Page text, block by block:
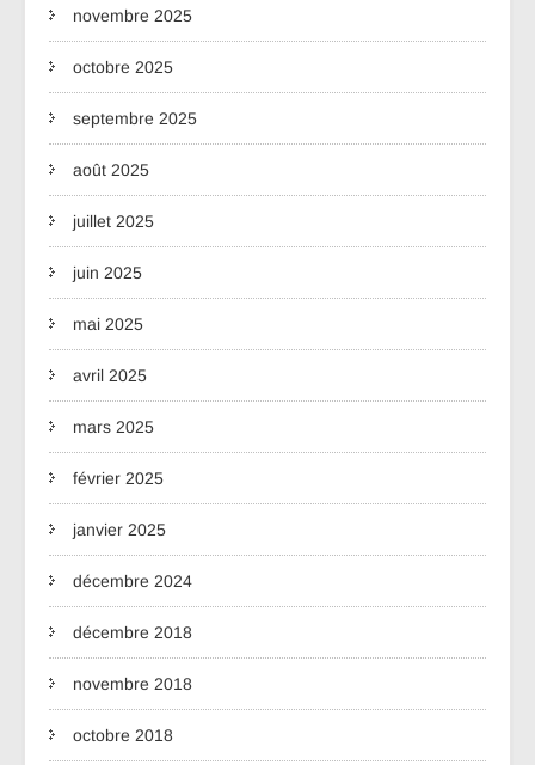
novembre 2025
octobre 2025
septembre 2025
août 2025
juillet 2025
juin 2025
mai 2025
avril 2025
mars 2025
février 2025
janvier 2025
décembre 2024
décembre 2018
novembre 2018
octobre 2018